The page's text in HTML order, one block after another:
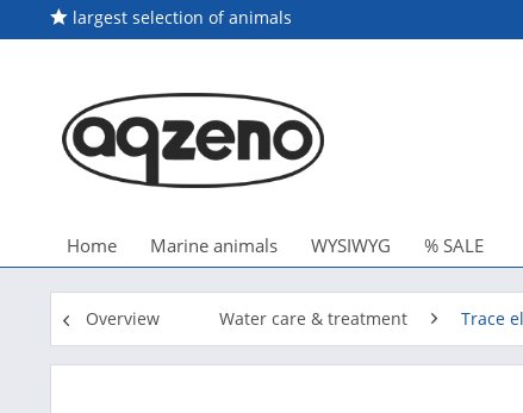
largest selection of animals
Home Marine animals WYSIWYG % SALE
Overview Water care & treatment Trace